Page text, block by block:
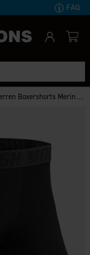
FAQ
Boxershorts Merinowolle